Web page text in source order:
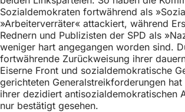
:
Sozialdemokraten fortwährend als
»Arbeiterverräter« attackiert, während
Rednern und Publizisten der SPD als
weniger hart angegangen worden sind.
fortwährende Zurückweisung ihrer
Eiserne Front und sozialdemokratische
gerichteten Generalstreikforderungen
ihrer dezidiert antisozialdemokratischen
nur bestätigt gesehen.